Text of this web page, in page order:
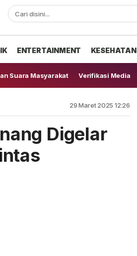
ENTERTAINMENT KESEHATAN
Suara Masyarakat Verifikasi Media
29 Maret 2025 12:26
Digelar